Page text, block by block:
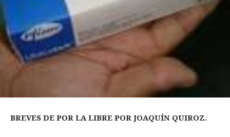
BREVES DE POR LA LIBRE POR JOAQUÍN QUIROZ.